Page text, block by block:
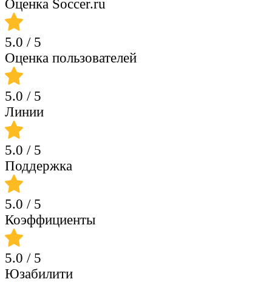
Оценка Soccer.ru
5.0 / 5
Оценка пользователей
5.0 / 5
Линии
5.0 / 5
Поддержка
5.0 / 5
Коэффициенты
5.0 / 5
Юзабилити